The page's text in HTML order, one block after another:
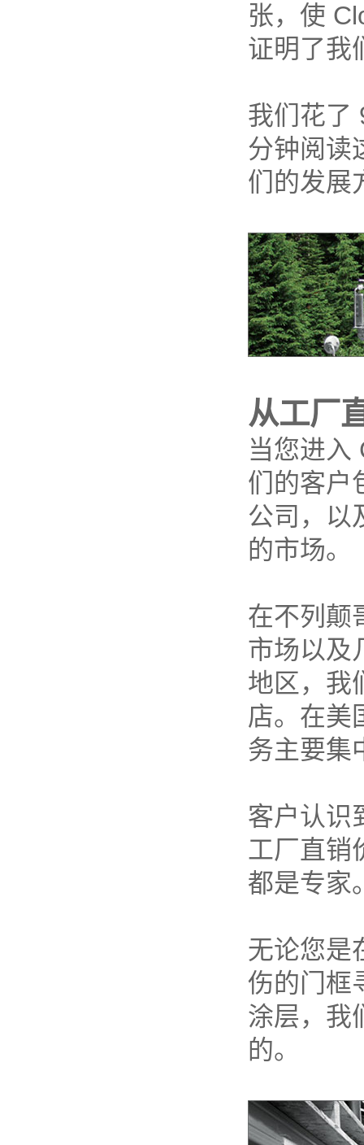
张，使
证明了我
我们花了
分钟阅读
们的发展
从工厂
当您进入
们的客户
公司，以
的市场。
在不列颠
市场以及
地区，我
店。在美
务主要集
客户认识
工厂直销
都是专家
无论您是
伤的门框
涂层，我
的。